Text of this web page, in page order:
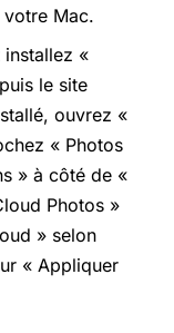
Mac.
installez «
le site
ouvrez «
« Photos
» à côté de «
Photos »
» selon
« Appliquer